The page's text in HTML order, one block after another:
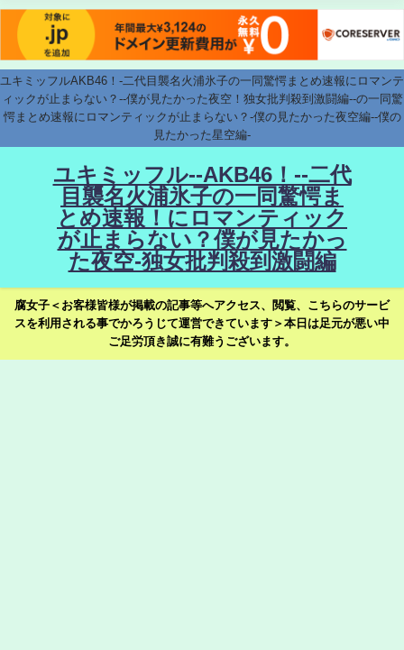
ユキミッフルAKB46！-二代目襲名火浦氷子の一同驚愕まとめ速報にロマンテ
ィックが止まらない？--僕が見たかった夜空！独女批判殺到激闘編--の一同驚
愕まとめ速報にロマンティックが止まらない？-僕の見たかった夜空編--僕の
見たかった星空編-
ユキミッフル--AKB46！--二代
目襲名火浦氷子の一同驚愕ま
とめ速報！にロマンティック
が止まらない？僕が見たかっ
た夜空-独女批判殺到激闘編
腐女子＜お客様皆様が掲載の記事等へアクセス、閲覧、こちらのサービ
スを利用される事でかろうじて運営できています＞本日は足元が悪い中
ご足労頂き誠に有難うございます。